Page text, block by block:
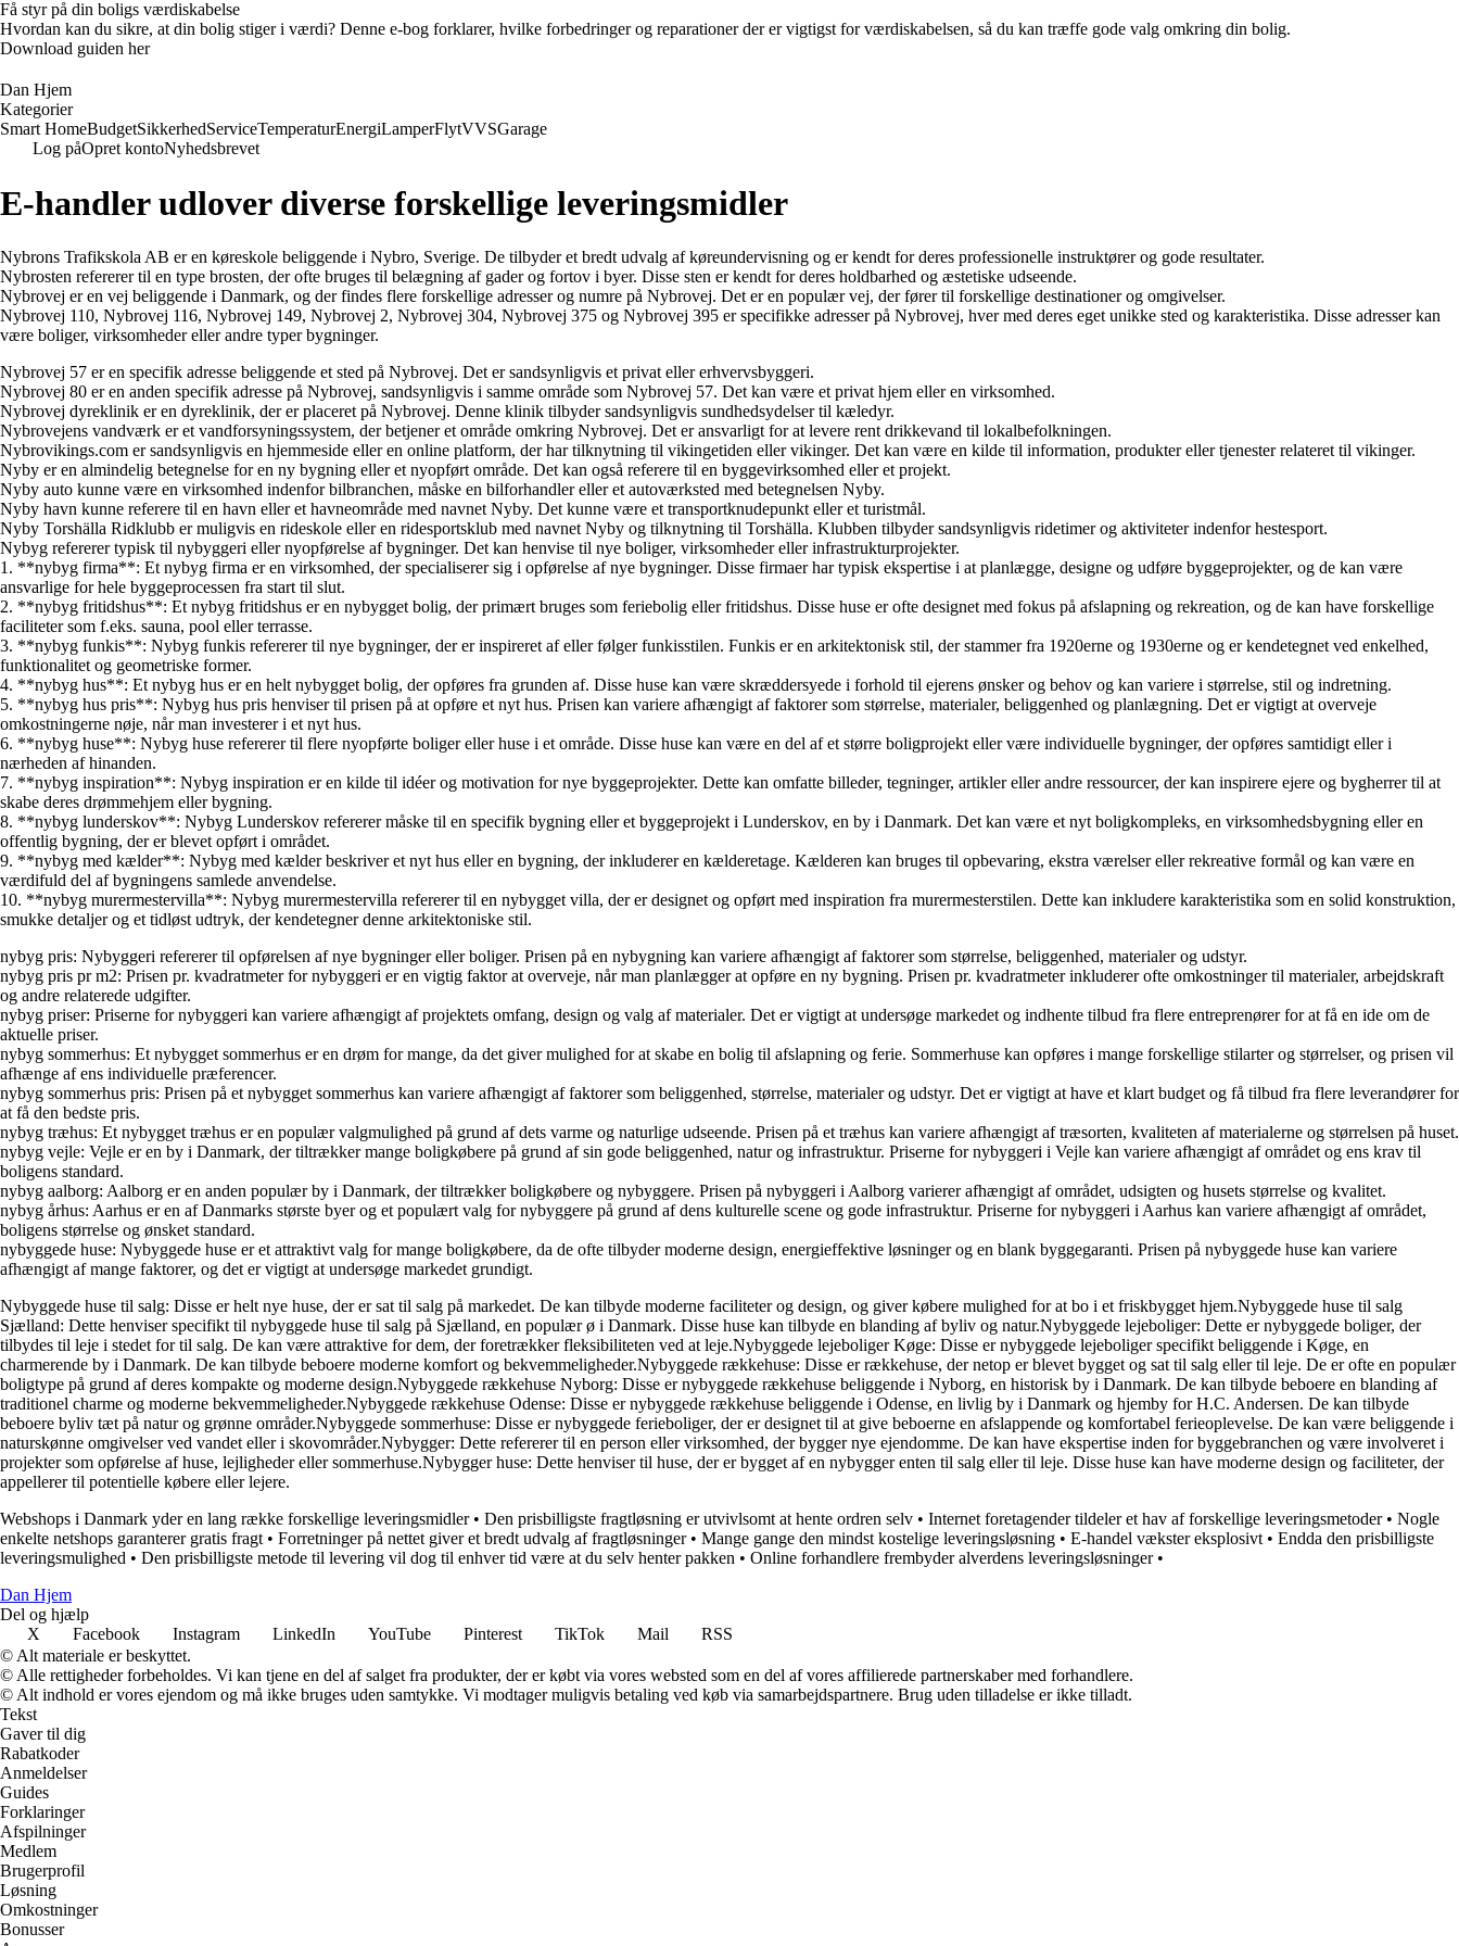
Få styr på din boligs værdiskabelse
Hvordan kan du sikre, at din bolig stiger i værdi? Denne e-bog forklarer, hvilke forbedringer og reparationer der er vigtigst for værdiskabelsen, så du kan træffe gode valg omkring din bolig.
Download guiden her
Dan Hjem
Kategorier
Smart HomeBudgetSikkerhedServiceTemperaturEnergiLamperFlytVVSGarage
Log påOpret kontoNyhedsbrevet
E-handler udlover diverse forskellige leveringsmidler
Nybrons Trafikskola AB er en køreskole beliggende i Nybro, Sverige. De tilbyder et bredt udvalg af køreundervisning og er kendt for deres professionelle instruktører og gode resultater.
Nybrosten refererer til en type brosten, der ofte bruges til belægning af gader og fortov i byer. Disse sten er kendt for deres holdbarhed og æstetiske udseende.
Nybrovej er en vej beliggende i Danmark, og der findes flere forskellige adresser og numre på Nybrovej. Det er en populær vej, der fører til forskellige destinationer og omgivelser.
Nybrovej 110, Nybrovej 116, Nybrovej 149, Nybrovej 2, Nybrovej 304, Nybrovej 375 og Nybrovej 395 er specifikke adresser på Nybrovej, hver med deres eget unikke sted og karakteristika. Disse adresser kan
være boliger, virksomheder eller andre typer bygninger.
Nybrovej 57 er en specifik adresse beliggende et sted på Nybrovej. Det er sandsynligvis et privat eller erhvervsbyggeri.
Nybrovej 80 er en anden specifik adresse på Nybrovej, sandsynligvis i samme område som Nybrovej 57. Det kan være et privat hjem eller en virksomhed.
Nybrovej dyreklinik er en dyreklinik, der er placeret på Nybrovej. Denne klinik tilbyder sandsynligvis sundhedsydelser til kæledyr.
Nybrovejens vandværk er et vandforsyningssystem, der betjener et område omkring Nybrovej. Det er ansvarligt for at levere rent drikkevand til lokalbefolkningen.
Nybrovikings.com er sandsynligvis en hjemmeside eller en online platform, der har tilknytning til vikingetiden eller vikinger. Det kan være en kilde til information, produkter eller tjenester relateret til vikinger.
Nyby er en almindelig betegnelse for en ny bygning eller et nyopført område. Det kan også referere til en byggevirksomhed eller et projekt.
Nyby auto kunne være en virksomhed indenfor bilbranchen, måske en bilforhandler eller et autoværksted med betegnelsen Nyby.
Nyby havn kunne referere til en havn eller et havneområde med navnet Nyby. Det kunne være et transportknudepunkt eller et turistmål.
Nyby Torshälla Ridklubb er muligvis en rideskole eller en ridesportsklub med navnet Nyby og tilknytning til Torshälla. Klubben tilbyder sandsynligvis ridetimer og aktiviteter indenfor hestesport.
Nybyg refererer typisk til nybyggeri eller nyopførelse af bygninger. Det kan henvise til nye boliger, virksomheder eller infrastrukturprojekter.
1. **nybyg firma**: Et nybyg firma er en virksomhed, der specialiserer sig i opførelse af nye bygninger. Disse firmaer har typisk ekspertise i at planlægge, designe og udføre byggeprojekter, og de kan være
ansvarlige for hele byggeprocessen fra start til slut.
2. **nybyg fritidshus**: Et nybyg fritidshus er en nybygget bolig, der primært bruges som feriebolig eller fritidshus. Disse huse er ofte designet med fokus på afslapning og rekreation, og de kan have forskellige
faciliteter som f.eks. sauna, pool eller terrasse.
3. **nybyg funkis**: Nybyg funkis refererer til nye bygninger, der er inspireret af eller følger funkisstilen. Funkis er en arkitektonisk stil, der stammer fra 1920erne og 1930erne og er kendetegnet ved enkelhed,
funktionalitet og geometriske former.
4. **nybyg hus**: Et nybyg hus er en helt nybygget bolig, der opføres fra grunden af. Disse huse kan være skræddersyede i forhold til ejerens ønsker og behov og kan variere i størrelse, stil og indretning.
5. **nybyg hus pris**: Nybyg hus pris henviser til prisen på at opføre et nyt hus. Prisen kan variere afhængigt af faktorer som størrelse, materialer, beliggenhed og planlægning. Det er vigtigt at overveje
omkostningerne nøje, når man investerer i et nyt hus.
6. **nybyg huse**: Nybyg huse refererer til flere nyopførte boliger eller huse i et område. Disse huse kan være en del af et større boligprojekt eller være individuelle bygninger, der opføres samtidigt eller i
nærheden af hinanden.
7. **nybyg inspiration**: Nybyg inspiration er en kilde til idéer og motivation for nye byggeprojekter. Dette kan omfatte billeder, tegninger, artikler eller andre ressourcer, der kan inspirere ejere og bygherrer til at
skabe deres drømmehjem eller bygning.
8. **nybyg lunderskov**: Nybyg Lunderskov refererer måske til en specifik bygning eller et byggeprojekt i Lunderskov, en by i Danmark. Det kan være et nyt boligkompleks, en virksomhedsbygning eller en
offentlig bygning, der er blevet opført i området.
9. **nybyg med kælder**: Nybyg med kælder beskriver et nyt hus eller en bygning, der inkluderer en kælderetage. Kælderen kan bruges til opbevaring, ekstra værelser eller rekreative formål og kan være en
værdifuld del af bygningens samlede anvendelse.
10. **nybyg murermestervilla**: Nybyg murermestervilla refererer til en nybygget villa, der er designet og opført med inspiration fra murermesterstilen. Dette kan inkludere karakteristika som en solid konstruktion,
smukke detaljer og et tidløst udtryk, der kendetegner denne arkitektoniske stil.
nybyg pris: Nybyggeri refererer til opførelsen af nye bygninger eller boliger. Prisen på en nybygning kan variere afhængigt af faktorer som størrelse, beliggenhed, materialer og udstyr.
nybyg pris pr m2: Prisen pr. kvadratmeter for nybyggeri er en vigtig faktor at overveje, når man planlægger at opføre en ny bygning. Prisen pr. kvadratmeter inkluderer ofte omkostninger til materialer, arbejdskraft
og andre relaterede udgifter.
nybyg priser: Priserne for nybyggeri kan variere afhængigt af projektets omfang, design og valg af materialer. Det er vigtigt at undersøge markedet og indhente tilbud fra flere entreprenører for at få en ide om de
aktuelle priser.
nybyg sommerhus: Et nybygget sommerhus er en drøm for mange, da det giver mulighed for at skabe en bolig til afslapning og ferie. Sommerhuse kan opføres i mange forskellige stilarter og størrelser, og prisen vil
afhænge af ens individuelle præferencer.
nybyg sommerhus pris: Prisen på et nybygget sommerhus kan variere afhængigt af faktorer som beliggenhed, størrelse, materialer og udstyr. Det er vigtigt at have et klart budget og få tilbud fra flere leverandører for
at få den bedste pris.
nybyg træhus: Et nybygget træhus er en populær valgmulighed på grund af dets varme og naturlige udseende. Prisen på et træhus kan variere afhængigt af træsorten, kvaliteten af materialerne og størrelsen på huset.
nybyg vejle: Vejle er en by i Danmark, der tiltrækker mange boligkøbere på grund af sin gode beliggenhed, natur og infrastruktur. Priserne for nybyggeri i Vejle kan variere afhængigt af området og ens krav til
boligens standard.
nybyg aalborg: Aalborg er en anden populær by i Danmark, der tiltrækker boligkøbere og nybyggere. Prisen på nybyggeri i Aalborg varierer afhængigt af området, udsigten og husets størrelse og kvalitet.
nybyg århus: Aarhus er en af Danmarks største byer og et populært valg for nybyggere på grund af dens kulturelle scene og gode infrastruktur. Priserne for nybyggeri i Aarhus kan variere afhængigt af området,
boligens størrelse og ønsket standard.
nybyggede huse: Nybyggede huse er et attraktivt valg for mange boligkøbere, da de ofte tilbyder moderne design, energieffektive løsninger og en blank byggegaranti. Prisen på nybyggede huse kan variere
afhængigt af mange faktorer, og det er vigtigt at undersøge markedet grundigt.
Nybyggede huse til salg: Disse er helt nye huse, der er sat til salg på markedet. De kan tilbyde moderne faciliteter og design, og giver købere mulighed for at bo i et friskbygget hjem.Nybyggede huse til salg
Sjælland: Dette henviser specifikt til nybyggede huse til salg på Sjælland, en populær ø i Danmark. Disse huse kan tilbyde en blanding af byliv og natur.Nybyggede lejeboliger: Dette er nybyggede boliger, der
tilbydes til leje i stedet for til salg. De kan være attraktive for dem, der foretrækker fleksibiliteten ved at leje.Nybyggede lejeboliger Køge: Disse er nybyggede lejeboliger specifikt beliggende i Køge, en
charmerende by i Danmark. De kan tilbyde beboere moderne komfort og bekvemmeligheder.Nybyggede rækkehuse: Disse er rækkehuse, der netop er blevet bygget og sat til salg eller til leje. De er ofte en populær
boligtype på grund af deres kompakte og moderne design.Nybyggede rækkehuse Nyborg: Disse er nybyggede rækkehuse beliggende i Nyborg, en historisk by i Danmark. De kan tilbyde beboere en blanding af
traditionel charme og moderne bekvemmeligheder.Nybyggede rækkehuse Odense: Disse er nybyggede rækkehuse beliggende i Odense, en livlig by i Danmark og hjemby for H.C. Andersen. De kan tilbyde
beboere byliv tæt på natur og grønne områder.Nybyggede sommerhuse: Disse er nybyggede ferieboliger, der er designet til at give beboerne en afslappende og komfortabel ferieoplevelse. De kan være beliggende i
naturskønne omgivelser ved vandet eller i skovområder.Nybygger: Dette refererer til en person eller virksomhed, der bygger nye ejendomme. De kan have ekspertise inden for byggebranchen og være involveret i
projekter som opførelse af huse, lejligheder eller sommerhuse.Nybygger huse: Dette henviser til huse, der er bygget af en nybygger enten til salg eller til leje. Disse huse kan have moderne design og faciliteter, der
appellerer til potentielle købere eller lejere.
Webshops i Danmark yder en lang række forskellige leveringsmidler• Den prisbilligste fragtløsning er utvivlsomt at hente ordren selv • Internet foretagender tildeler et hav af forskellige leveringsmetoder• Nogle
enkelte netshops garanterer gratis fragt • Forretninger på nettet giver et bredt udvalg af fragtløsninger• Mange gange den mindst kostelige leveringsløsning • E-handel vækster eksplosivt • Endda den prisbilligste
leveringsmulighed • Den prisbilligste metode til levering vil dog til enhver tid være at du selv henter pakken • Online forhandlere frembyder alverdens leveringsløsninger•
Dan Hjem
Del og hjælp
X
Facebook Instagram LinkedIn YouTube Pinterest TikTok Mail
RSS
© Alt materiale er beskyttet.
© Alle rettigheder forbeholdes. Vi kan tjene en del af salget fra produkter, der er købt via vores websted som en del af vores affilierede partnerskaber med forhandlere.
© Alt indhold er vores ejendom og må ikke bruges uden samtykke. Vi modtager muligvis betaling ved køb via samarbejdspartnere. Brug uden tilladelse er ikke tilladt.
Tekst
Gaver til dig
Rabatkoder
Anmeldelser
Guides
Forklaringer
Afspilninger
Medlem
Brugerprofil
Løsning
Omkostninger
Bonusser